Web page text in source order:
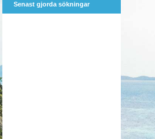
Senast gjorda sökningar